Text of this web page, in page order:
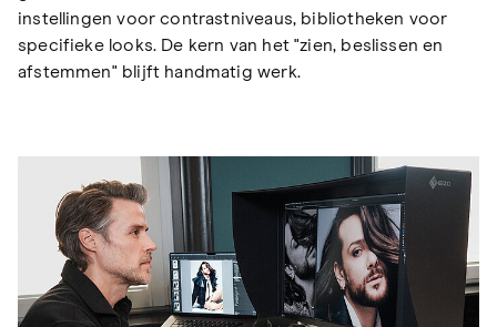
instellingen voor contrastniveaus, bibliotheken voor
specifieke looks. De kern van het "zien, beslissen en
afstemmen" blijft handmatig werk.